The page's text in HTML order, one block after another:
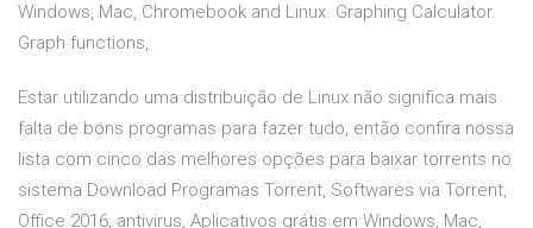
Windows, Mac, Chromebook and Linux. Graphing Calculator.
Graph functions,
Estar utilizando uma distribuição de Linux não significa mais
falta de bons programas para fazer tudo, então confira nossa
lista com cinco das melhores opções para baixar torrents no
sistema Download Programas Torrent, Softwares via Torrent,
Office 2016, antivirus, Aplicativos grátis em Windows, Mac,